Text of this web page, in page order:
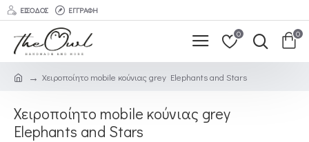
ΕΊΣΟΔΟΣ ΕΓΓΡΑΦΉ
0 0
Χειροποίητο mobile κούνιας grey Elephants and Stars
Χειροποίητο mobile κούνιας grey
Elephants and Stars